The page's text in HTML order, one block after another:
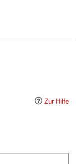
Zur Hilfe